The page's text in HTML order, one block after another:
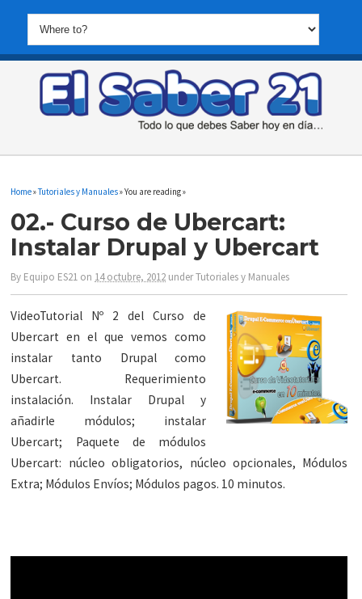
Home»Tutoriales y Manuales» You are reading »
02.- Curso de Ubercart:
Instalar Drupal y Ubercart
By Equipo ES21 on 14 octubre, 2012 underTutoriales y Manuales
VideoTutorial Nº 2 del Curso de
Ubercart en el que vemos como
instalar tanto Drupal como
Ubercart. Requerimiento
instalación. Instalar Drupal y
añadirle módulos; instalar
Ubercart; Paquete de módulos
Ubercart: núcleo obligatorios, núcleo opcionales, Módulos
Extra; Módulos Envíos; Módulos pagos. 10 minutos.